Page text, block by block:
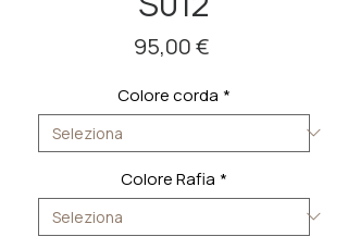
95,00 €Prezzo
Colore corda *
Colore Rafia *